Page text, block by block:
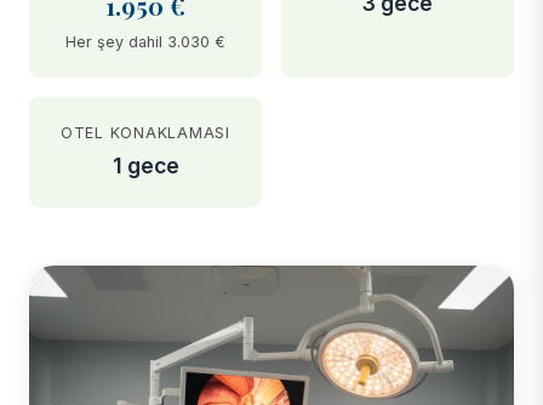
Her şey dahil 3.030 €
OTEL KONAKLAMASI
1 gece